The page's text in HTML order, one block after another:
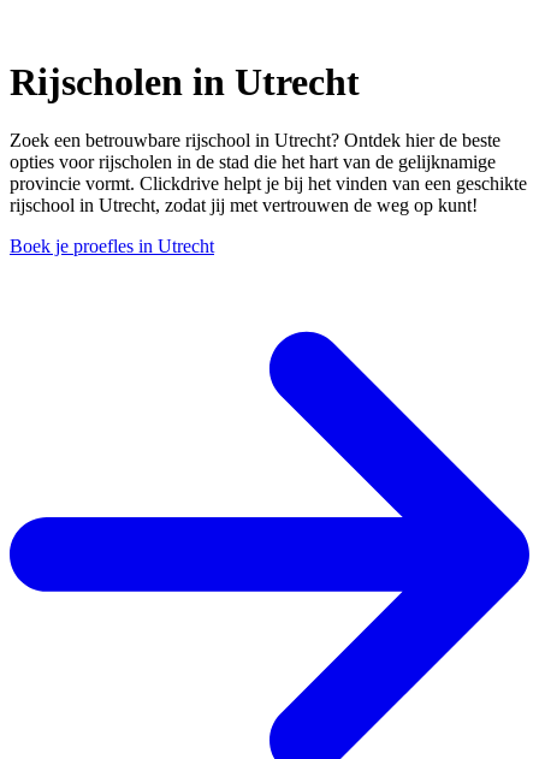
Rijscholen in Utrecht
Zoek een betrouwbare rijschool in Utrecht? Ontdek hier de beste
opties voor rijscholen in de stad die het hart van de gelijknamige
provincie vormt. Clickdrive helpt je bij het vinden van een geschikte
rijschool in Utrecht, zodat jij met vertrouwen de weg op kunt!
Boek je proefles in Utrecht